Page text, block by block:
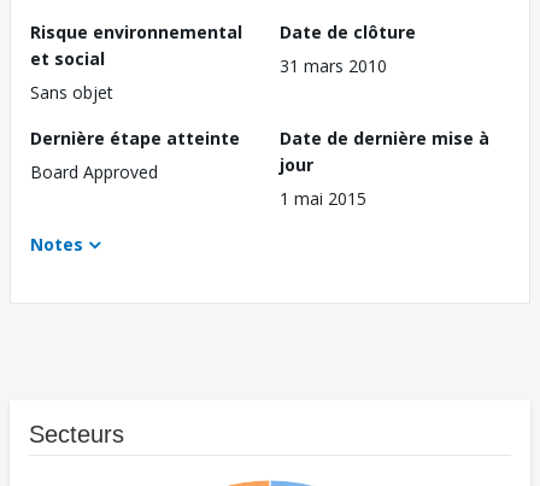
Risque environnemental
et social
Sans objet
Date de clôture
31 mars 2010
Dernière étape atteinte
Board Approved
Date de dernière mise à
jour
1 mai 2015
Notes
Secteurs